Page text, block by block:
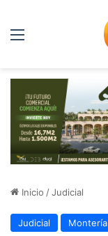
Menú
Inicio /Judicial
Judicial Montería